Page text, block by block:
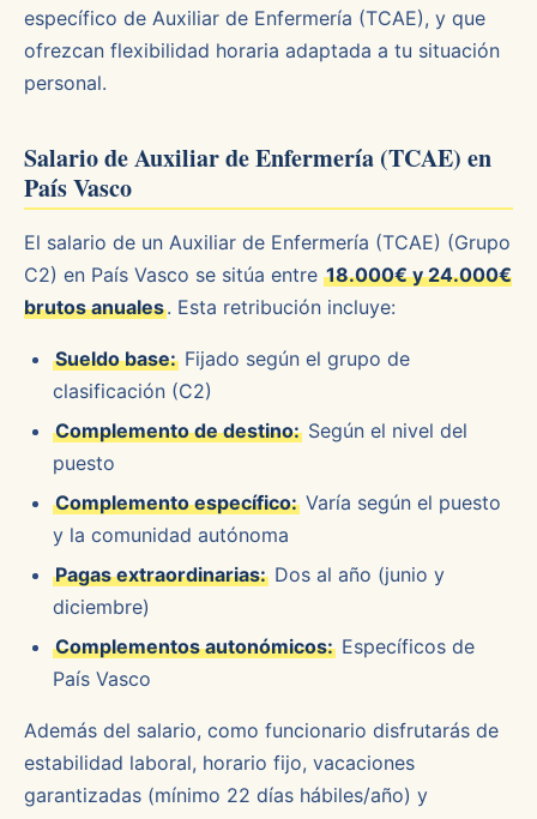
específico de Auxiliar de Enfermería (TCAE), y que
ofrezcan flexibilidad horaria adaptada a tu situación
personal.
Salario de Auxiliar de Enfermería (TCAE) en
País Vasco
El salario de un Auxiliar de Enfermería (TCAE) (Grupo
C2) en País Vasco se sitúa entre 18.000€ y 24.000€
brutos anuales. Esta retribución incluye:
Sueldo base: Fijado según el grupo de
clasificación (C2)
Complemento de destino: Según el nivel del
puesto
Complemento específico: Varía según el puesto
y la comunidad autónoma
Pagas extraordinarias: Dos al año (junio y
diciembre)
Complementos autonómicos: Específicos de
País Vasco
Además del salario, como funcionario disfrutarás de
estabilidad laboral, horario fijo, vacaciones
garantizadas (mínimo 22 días hábiles/año) y